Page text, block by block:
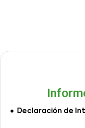
Declaración de